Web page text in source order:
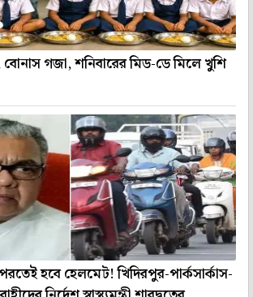
বোনাস গজা, শনিবারের মিড-ডে মিলে খুশি
হবে হেলমেট! খিদিরপুর-পার্কসার্কাস-